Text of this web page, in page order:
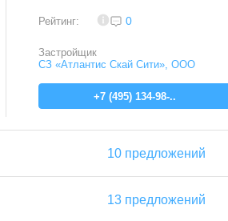
Рейтинг: 0
Застройщик
СЗ «Атлантис Скай Сити», ООО
+7 (495) 134-98-..
10 предложений
13 предложений